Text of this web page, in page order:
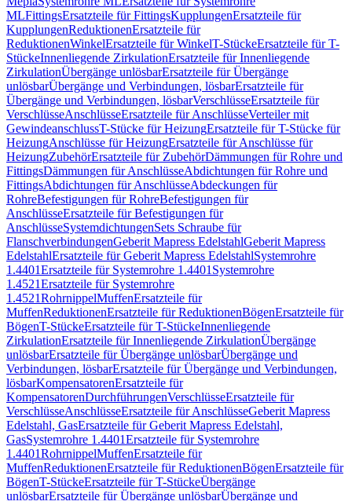
MLFittingsErsatzteile für FittingsKupplungenErsatzteile für
KupplungenReduktionenErsatzteile für
ReduktionenWinkelErsatzteile für WinkelT-StückeErsatzteile für T-
StückeInnenliegende ZirkulationErsatzteile für Innenliegende
ZirkulationÜbergänge unlösbarErsatzteile für Übergänge
unlösbarÜbergänge und Verbindungen, lösbarErsatzteile für
Übergänge und Verbindungen, lösbarVerschlüsseErsatzteile für
VerschlüsseAnschlüsseErsatzteile für AnschlüsseVerteiler mit
GewindeanschlussT-Stücke für HeizungErsatzteile für T-Stücke für
HeizungAnschlüsse für HeizungErsatzteile für Anschlüsse für
HeizungZubehörErsatzteile für ZubehörDämmungen für Rohre und
FittingsDämmungen für AnschlüsseAbdichtungen für Rohre und
FittingsAbdichtungen für AnschlüsseAbdeckungen für
RohreBefestigungen für RohreBefestigungen für
AnschlüsseErsatzteile für Befestigungen für
AnschlüsseSystemdichtungenSets Schraube für
FlanschverbindungenGeberit Mapress EdelstahlGeberit Mapress
EdelstahlErsatzteile für Geberit Mapress EdelstahlSystemrohre
1.4401Ersatzteile für Systemrohre 1.4401 Systemrohre
1.4521Ersatzteile für Systemrohre
1.4521RohrnippelMuffenErsatzteile für
MuffenReduktionenErsatzteile für ReduktionenBögenErsatzteile für
BögenT-StückeErsatzteile für T-StückeInnenliegende
ZirkulationErsatzteile für Innenliegende ZirkulationÜbergänge
unlösbarErsatzteile für Übergänge unlösbarÜbergänge und
Verbindungen, lösbarErsatzteile für Übergänge und Verbindungen,
lösbarKompensatorenErsatzteile für
KompensatorenDurchführungenVerschlüsseErsatzteile für
VerschlüsseAnschlüsseErsatzteile für AnschlüsseGeberit Mapress
Edelstahl, GasErsatzteile für Geberit Mapress Edelstahl,
GasSystemrohre 1.4401Ersatzteile für Systemrohre
1.4401RohrnippelMuffenErsatzteile für
MuffenReduktionenErsatzteile für ReduktionenBögenErsatzteile für
BögenT-StückeErsatzteile für T-StückeÜbergänge
unlösbarErsatzteile für Übergänge unlösbarÜbergänge und